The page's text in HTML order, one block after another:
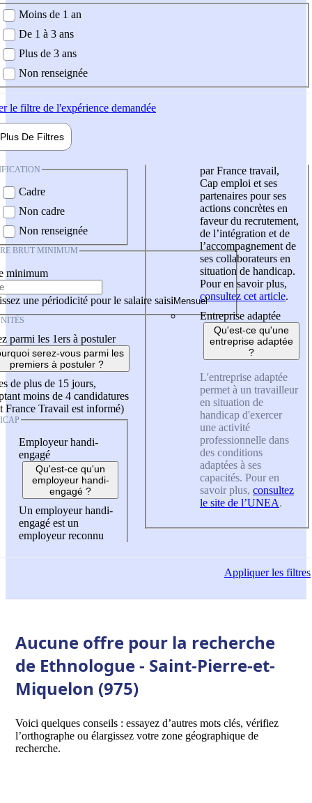
demandée
Moins de 1 an
De 1 à 3 ans
Plus de 3 ans
Non renseignée
le filtre de l'expérience demandée
Plus De Filtres
Cadre
Non cadre
Non renseignée
BRUT MINIMUM
minimum
une périodicité pour le salaire saisi
parmi les 1ers à postuler
serez-vous parmi les
premiers à postuler ?
de plus de 15 jours,
moins de 4 candidatures
France Travail est informé)
Employeur handi-
engagé
Qu'est-ce qu'un
employeur handi-
engagé ?
Un employeur handi-
engagé est un
employeur reconnu
par France travail,
Cap emploi et ses
partenaires pour ses
actions concrètes en
faveur du recrutement,
de l’intégration et de
l’accompagnement de
ses collaborateurs en
situation de handicap.
Pour en savoir plus,
consultez cet article.
Entreprise adaptée
Qu'est-ce qu'une
entreprise adaptée
?
L'entreprise adaptée
permet à un travailleur
en situation de
handicap d'exercer
une activité
professionnelle dans
des conditions
adaptées à ses
capacités. Pour en
savoir plus, consultez
le site de l’UNEA.
Appliquerles filtres
Aucune offre pour la recherche
de Ethnologue - Saint-Pierre-et-
Miquelon (975)
Voici quelques conseils : essayez d’autres mots clés, vérifiez
l’orthographe ou élargissez votre zone géographique de
recherche.